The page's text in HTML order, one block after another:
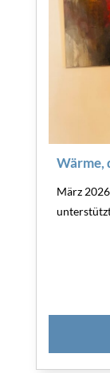
Wärme,
März